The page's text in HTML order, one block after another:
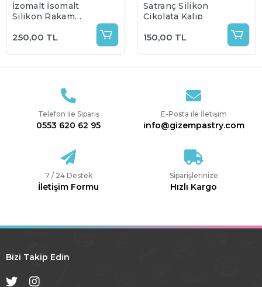
İzomalt İsomalt
Silikon Rakam
250,00 TL
Satranç Silikon
Çikolata Kalıp
150,00 TL
Telefon ile Sipariş
0553 620 62 95
E-Posta ile İletişim
info@gizempastry.com
7 / 24 Destek
İletişim Formu
Siparişlerinize
Hızlı Kargo
Bizi Takip Edin